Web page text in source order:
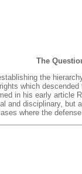
The
the
which
in his early
and disciplinary,
where the